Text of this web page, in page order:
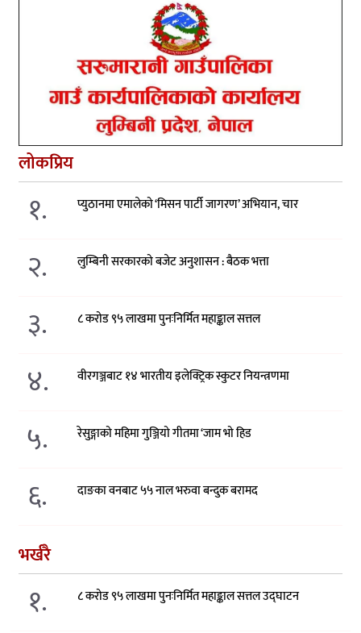
लोकप्रिय
१. प्युठानमा एमालेको ‘मिसन पार्टी जागरण’ अभियान, चार
२. लुम्बिनी सरकारको बजेट अनुशासन : बैठक भत्ता
३. ८ करोड ९५ लाखमा पुनःनिर्मित महाङ्काल सत्तल
४. वीरगञ्जबाट १४ भारतीय इलेक्ट्रिक स्कुटर नियन्त्रणमा
५. रेसुङ्गाको महिमा गुञ्जियो गीतमा ‘जाम भो हिड
६. दाङका वनबाट ५५ नाल भरुवा बन्दुक बरामद
भर्खरै
१. ८ करोड ९५ लाखमा पुनःनिर्मित महाङ्काल सत्तल उद्घाटन